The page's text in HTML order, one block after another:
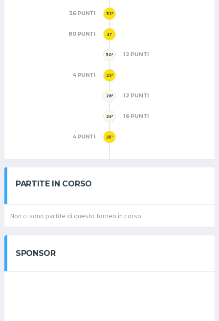
32'
36 PUNTI
31'
80 PUNTI
30' 12 PUNTI
29'
4 PUNTI
28' 12 PUNTI
26' 16 PUNTI
25'
4 PUNTI
PARTITE IN CORSO
Non ci sono partite di questo torneo in corso.
SPONSOR